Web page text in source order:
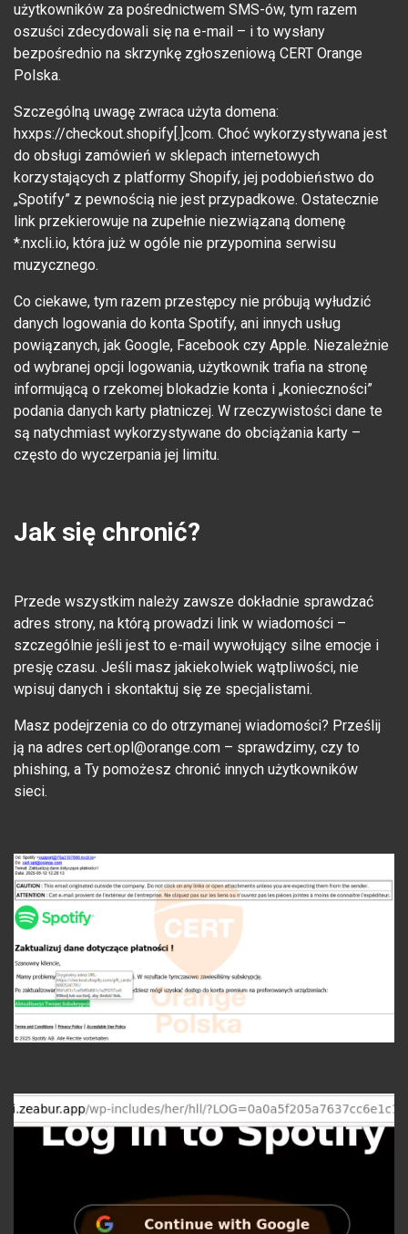
użytkowników za pośrednictwem SMS-ów, tym razem
oszuści zdecydowali się na e-mail – i to wysłany
bezpośrednio na skrzynkę zgłoszeniową CERT Orange
Polska.
Szczególną uwagę zwraca użyta domena:
hxxps://checkout.shopify[.]com. Choć wykorzystywana jest
do obsługi zamówień w sklepach internetowych
korzystających z platformy Shopify, jej podobieństwo do
„Spotify” z pewnością nie jest przypadkowe. Ostatecznie
link przekierowuje na zupełnie niezwiązaną domenę
*.nxcli.io, która już w ogóle nie przypomina serwisu
muzycznego.
Co ciekawe, tym razem przestępcy nie próbują wyłudzić
danych logowania do konta Spotify, ani innych usług
powiązanych, jak Google, Facebook czy Apple. Niezależnie
od wybranej opcji logowania, użytkownik trafia na stronę
informującą o rzekomej blokadzie konta i „konieczności”
podania danych karty płatniczej. W rzeczywistości dane te
są natychmiast wykorzystywane do obciążania karty –
często do wyczerpania jej limitu.
Jak się chronić?
Przede wszystkim należy zawsze dokładnie sprawdzać
adres strony, na którą prowadzi link w wiadomości –
szczególnie jeśli jest to e-mail wywołujący silne emocje i
presję czasu. Jeśli masz jakiekolwiek wątpliwości, nie
wpisuj danych i skontaktuj się ze specjalistami.
Masz podejrzenia co do otrzymanej wiadomości? Prześlij
ją na adres cert.opl@orange.com – sprawdzimy, czy to
phishing, a Ty pomożesz chronić innych użytkowników
sieci.